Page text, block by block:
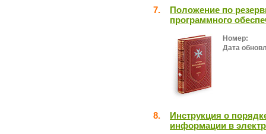
7.
Положение по
программного
Номер:
Дата
8.
Инструкция о
информации в